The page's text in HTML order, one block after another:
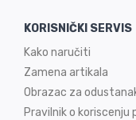
KORISNIČKI SERVIS
Kako naručiti
Zamena artikala
Obrazac za
Pravilnik o koriscenju